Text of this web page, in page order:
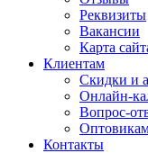
Реквизиты
Вакансии
Карта
Клиентам
Скидки и
Онлайн-
Вопрос-
Контакты